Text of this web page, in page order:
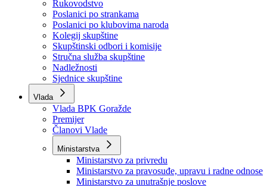
Skupština
Skupština BPK Goražde
Rukovodstvo
Poslanici po strankama
Poslanici po klubovima naroda
Kolegij skupštine
Skupštinski odbori i komisije
Stručna služba skupštine
Nadležnosti
Sjednice skupštine
Vlada
Vlada BPK Goražde
Premijer
Članovi Vlade
Ministarstva